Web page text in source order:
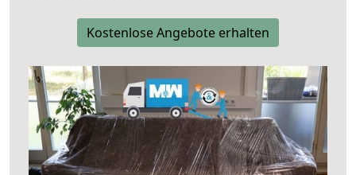
Kostenlose Angebote erhalten